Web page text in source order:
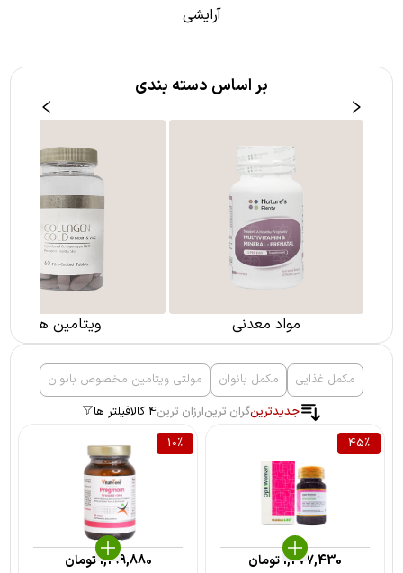
آرایشی
بر اساس دسته بندی
مواد معدنی ویتامین ها
مکمل غذایی مکمل بانوان
مولتی ویتامین مخصوص بانوان
جدیدترینگران ترینارزان ترین4 کالا
فیلتر ها
45%
1,277,430 تومان
10%
1,199,880تومان